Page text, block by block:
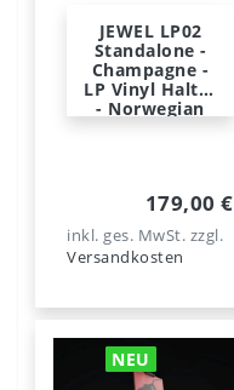
JEWEL LP02
Standalone -
Champagne -
LP Vinyl Halter
- Norwegian
179,00 €
inkl. ges. MwSt. zzgl.
Versandkosten
NEU